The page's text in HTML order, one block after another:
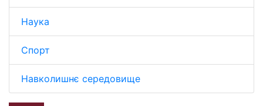
Наука
Спорт
Навколишнє середовище